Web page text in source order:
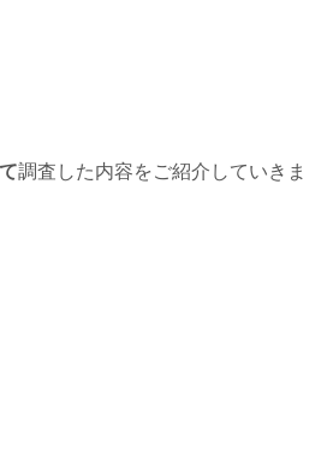
調査した内容をご紹介していきま